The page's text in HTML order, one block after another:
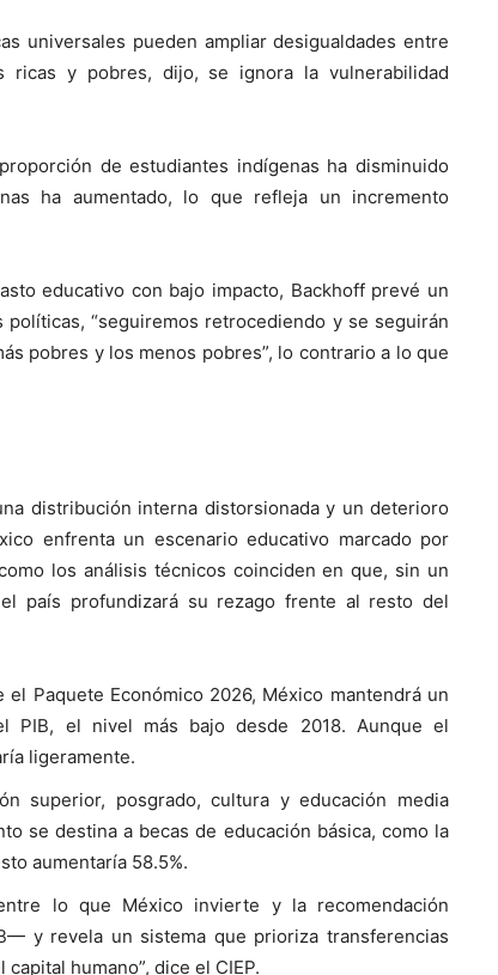
universales pueden ampliar desigualdades entre
ricas y pobres, dijo, se ignora la vulnerabilidad
de estudiantes indígenas ha disminuido
ha aumentado, lo que refleja un incremento
educativo con bajo impacto, Backhoff prevé un
“seguiremos retrocediendo y se seguirán
pobres y los menos pobres”, lo contrario a lo que
distribución interna distorsionada y un deterioro
enfrenta un escenario educativo marcado por
los análisis técnicos coinciden en que, sin un
país profundizará su rezago frente al resto del
Paquete Económico 2026, México mantendrá un
PIB, el nivel más bajo desde 2018. Aunque el
ligeramente.
superior, posgrado, cultura y educación media
se destina a becas de educación básica, como la
aumentaría 58.5%.
lo que México invierte y la recomendación
y revela un sistema que prioriza transferencias
humano”, dice el CIEP.